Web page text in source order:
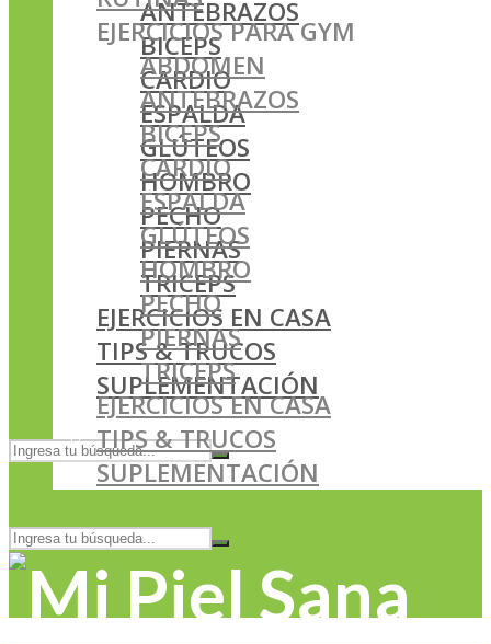
ANTEBRAZOS
BICEPS
CARDIO
ESPALDA
GLÚTEOS
HOMBRO
PECHO
PIERNAS
TRICEPS
EJERCICIOS EN CASA
TIPS & TRUCOS
SUPLEMENTACIÓN
EJERCICIOS PARA GYM
ABDOMEN
ANTEBRAZOS
BICEPS
CARDIO
ESPALDA
GLÚTEOS
HOMBRO
PECHO
PIERNAS
TRICEPS
EJERCICIOS EN CASA
TIPS & TRUCOS
SUPLEMENTACIÓN